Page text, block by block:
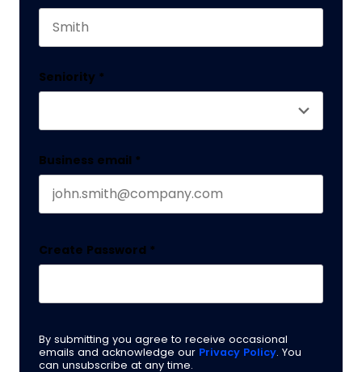
Seniority *
Business email *
Create Password *
By submitting you agree to receive occasional
emails and acknowledge our Privacy Policy. You
can unsubscribe at any time.